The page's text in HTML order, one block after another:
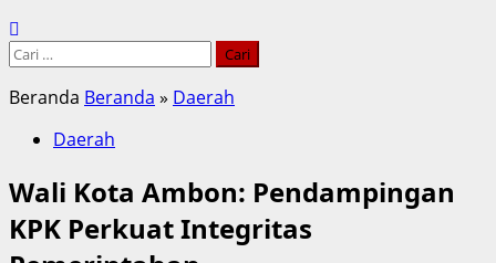
Cari
Beranda Beranda » Daerah
Daerah
Wali Kota Ambon: Pendampingan
KPK Perkuat Integritas